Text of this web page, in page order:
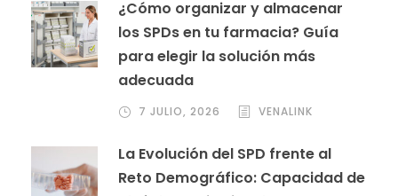
¿Cómo organizar y almacenar
los SPDs en tu farmacia? Guía
para elegir la solución más
adecuada
7 JULIO, 2026 VENALINK
La Evolución del SPD frente al
Reto Demográfico: Capacidad de